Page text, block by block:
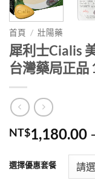
首頁 / 壯陽藥
犀利士Cialis
台灣藥局正品
NT$1,180.00
選擇優惠套餐